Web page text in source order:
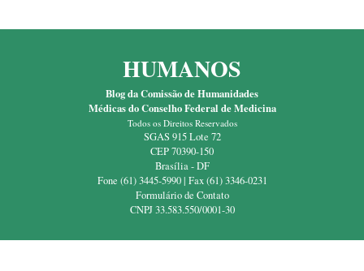
HUMANOS
Blog da Comissão de Humanidades
Médicas do Conselho Federal de Medicina
Todos os Direitos Reservados
SGAS 915 Lote 72
CEP 70390-150
Brasília - DF
Fone (61) 3445-5990 | Fax (61) 3346-0231
Formulário de Contato
CNPJ 33.583.550/0001-30